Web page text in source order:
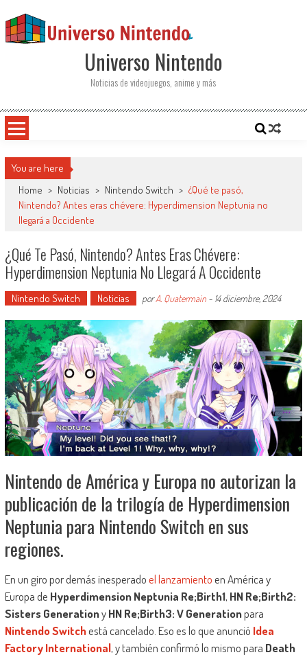
Universo Nintendo
Noticias de videojuegos, anime y más
You are here
Home > Noticias > Nintendo Switch > ¿Qué te pasó,
Nintendo? Antes eras chévere: Hyperdimension Neptunia no
llegará a Occidente
¿Qué Te Pasó, Nintendo? Antes Eras Chévere:
Hyperdimension Neptunia No Llegará A Occidente
Nintendo Switch Noticias porA. Quatermain- 14 diciembre, 2024
Nintendo de América y Europa no autorizan la
publicación de la trilogía de Hyperdimension
Neptunia para Nintendo Switch en sus
regiones.
En un giro por demás inesperadoel lanzamientoen América y
Europa de Hyperdimension Neptunia Re;Birth1, HN Re;Birth2:
Sisters GenerationyHN Re;Birth3: V Generationpara
Nintendo Switchestá cancelado. Eso es lo que anunció Idea
Factory International, y también confirmó lo mismo para Death